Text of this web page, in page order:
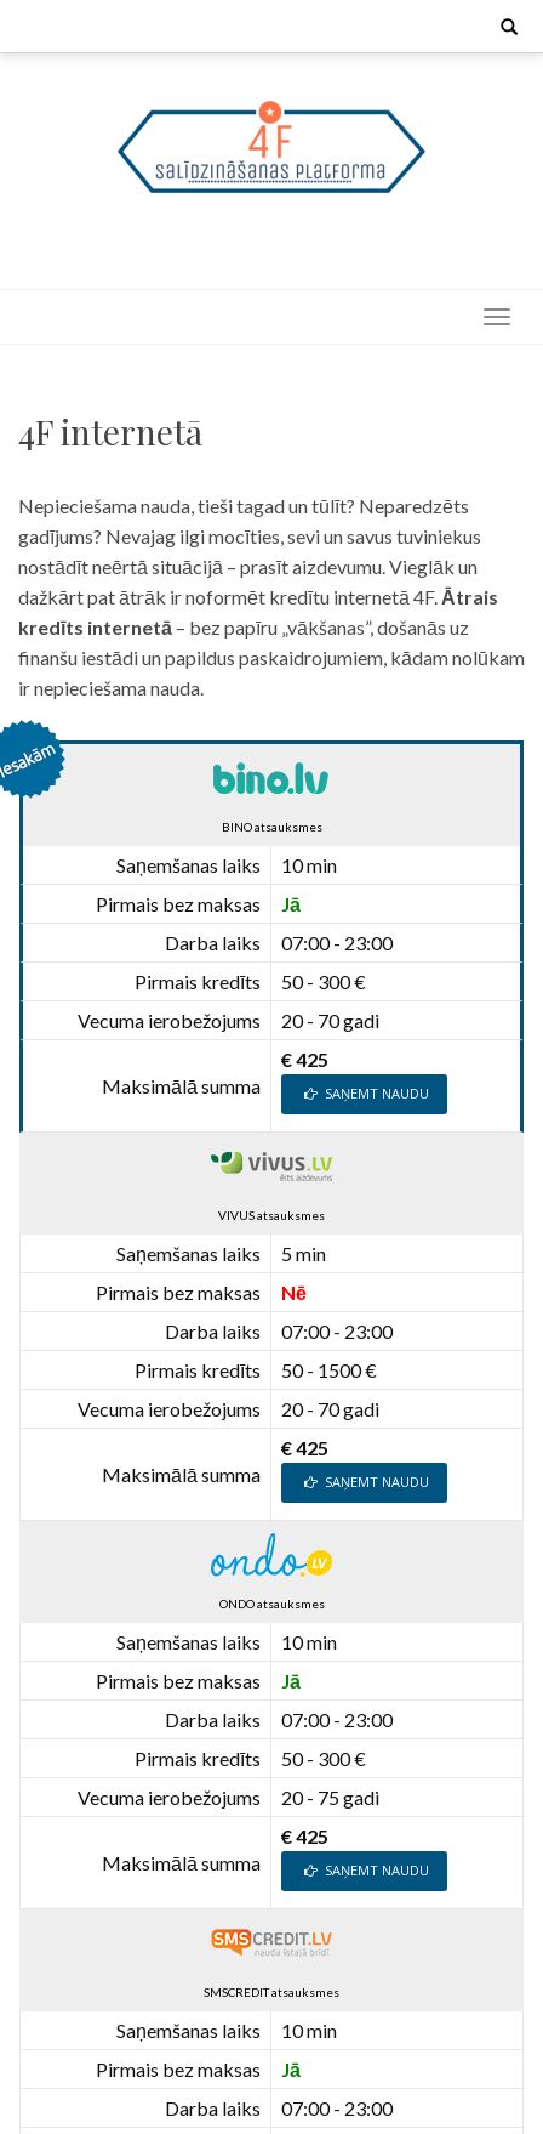
Search
4F internetā
Nepieciešama nauda, tieši tagad un tūlīt? Neparedzēts
gadījums? Nevajag ilgi mocīties, sevi un savus tuviniekus
nostādīt neērtā situācijā – prasīt aizdevumu. Vieglāk un
dažkārt pat ātrāk ir noformēt kredītu internetā 4F. Ātrais
kredīts internetā – bez papīru „vākšanas”, došanās uz
finanšu iestādi un papildus paskaidrojumiem, kādam nolūkam
ir nepieciešama nauda.
BINO atsauksmes
Saņemšanas laiks
10 min
Pirmais bez maksas
Jā
Darba laiks
07:00 - 23:00
Pirmais kredīts
50 - 300 €
Vecuma ierobežojums
20 - 70 gadi
Maksimālā summa
€ 425
SAŅEMT NAUDU
VIVUS atsauksmes
Saņemšanas laiks
5 min
Pirmais bez maksas
Nē
Darba laiks
07:00 - 23:00
Pirmais kredīts
50 - 1500 €
Vecuma ierobežojums
20 - 70 gadi
Maksimālā summa
€ 425
SAŅEMT NAUDU
ONDO atsauksmes
Saņemšanas laiks
10 min
Pirmais bez maksas
Jā
Darba laiks
07:00 - 23:00
Pirmais kredīts
50 - 300 €
Vecuma ierobežojums
20 - 75 gadi
Maksimālā summa
€ 425
SAŅEMT NAUDU
SMSCREDIT atsauksmes
Saņemšanas laiks
10 min
Pirmais bez maksas
Jā
Darba laiks
07:00 - 23:00